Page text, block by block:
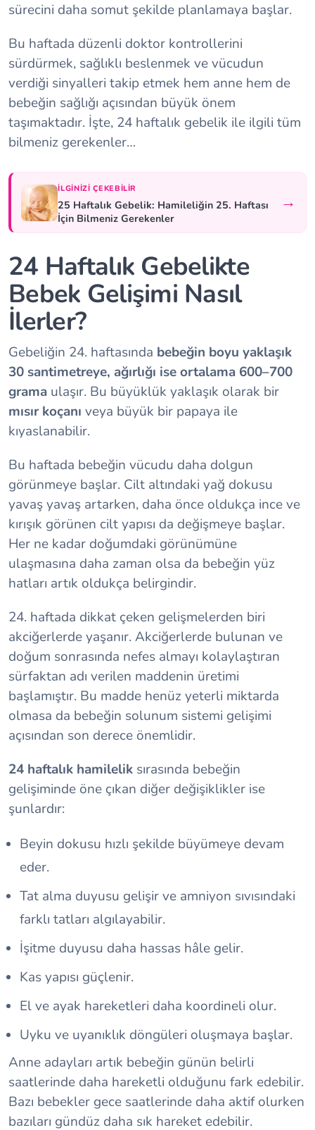
sürecini daha somut şekilde planlamaya başlar.
Bu haftada düzenli doktor kontrollerini
sürdürmek, sağlıklı beslenmek ve vücudun
verdiği sinyalleri takip etmek hem anne hem de
bebeğin sağlığı açısından büyük önem
taşımaktadır. İşte, 24 haftalık gebelik ile ilgili tüm
bilmeniz gerekenler…
İLGINIZI ÇEKEBILIR
25 Haftalık Gebelik: Hamileliğin 25. Haftası
İçin Bilmeniz Gerekenler
→
24 Haftalık Gebelikte
Bebek Gelişimi Nasıl
İlerler?
Gebeliğin 24. haftasında bebeğin boyu yaklaşık
30 santimetreye, ağırlığı ise ortalama 600–700
grama ulaşır. Bu büyüklük yaklaşık olarak bir
mısır koçanı veya büyük bir papaya ile
kıyaslanabilir.
Bu haftada bebeğin vücudu daha dolgun
görünmeye başlar. Cilt altındaki yağ dokusu
yavaş yavaş artarken, daha önce oldukça ince ve
kırışık görünen cilt yapısı da değişmeye başlar.
Her ne kadar doğumdaki görünümüne
ulaşmasına daha zaman olsa da bebeğin yüz
hatları artık oldukça belirgindir.
24. haftada dikkat çeken gelişmelerden biri
akciğerlerde yaşanır. Akciğerlerde bulunan ve
doğum sonrasında nefes almayı kolaylaştıran
sürfaktan adı verilen maddenin üretimi
başlamıştır. Bu madde henüz yeterli miktarda
olmasa da bebeğin solunum sistemi gelişimi
açısından son derece önemlidir.
24 haftalık hamilelik sırasında bebeğin
gelişiminde öne çıkan diğer değişiklikler ise
şunlardır:
Beyin dokusu hızlı şekilde büyümeye devam
eder.
Tat alma duyusu gelişir ve amniyon sıvısındaki
farklı tatları algılayabilir.
İşitme duyusu daha hassas hâle gelir.
Kas yapısı güçlenir.
El ve ayak hareketleri daha koordineli olur.
Uyku ve uyanıklık döngüleri oluşmaya başlar.
Anne adayları artık bebeğin günün belirli
saatlerinde daha hareketli olduğunu fark edebilir.
Bazı bebekler gece saatlerinde daha aktif olurken
bazıları gündüz daha sık hareket edebilir.